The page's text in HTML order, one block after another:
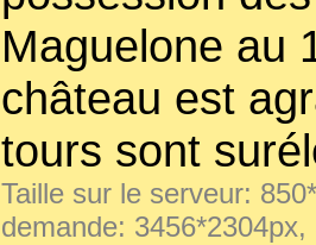
Maguelone au
château est
tours sont
Taille sur le serveur:
demande: